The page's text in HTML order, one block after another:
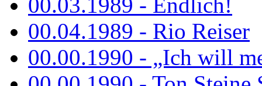
00.04.1989 - Rio Reiser
00.00.1990 - „Ich will